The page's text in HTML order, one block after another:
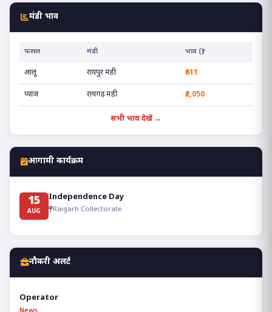
मंडी भाव
फसल मंडी भाव (₹)
आलू रायपुर मंडी ₹611
प्याज रायगढ़ मंडी ₹2,050
सभी भाव देखें →
आगामी कार्यक्रम
15
AUG
Independence Day
Raigarh Collectorate
नौकरी अलर्ट
Operator